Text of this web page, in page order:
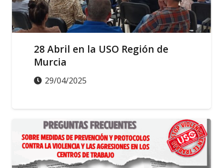
28 Abril en la USO Región de
Murcia
29/04/2025
ACCIÓN SINDICAL ACTUALIDAD SALUD LABORAL